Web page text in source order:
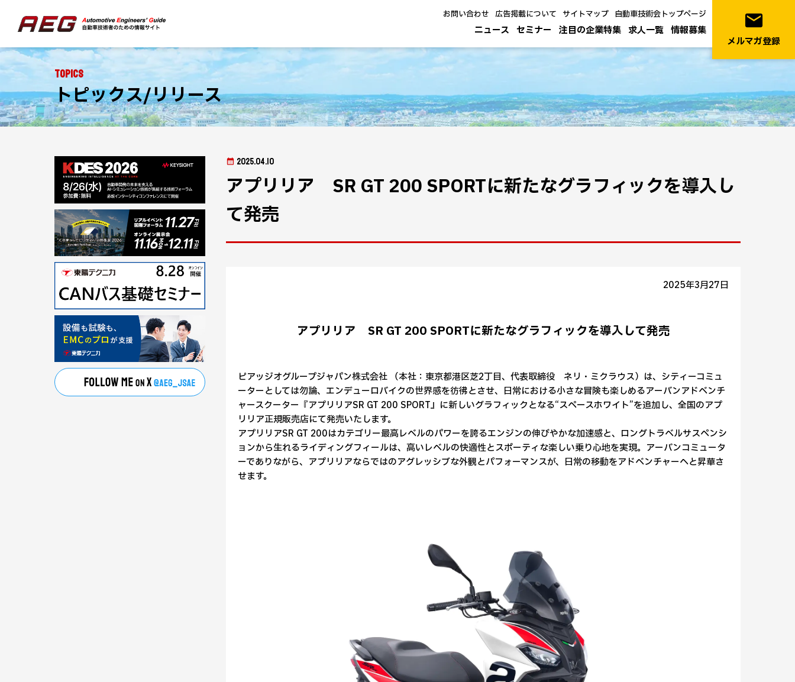
ニュース セミナー 注目の企業特集 求人一覧 情報募集
お問い合わせ 広告掲載について サイトマップ 自動車技術会トップページ email
メルマガ登録
Topics
トピックス/リリース
2025.04.10
アプリリア SR GT 200 SPORTに新たなグラフィックを導入し
て発売
2025年3月27日
アプリリア SR GT 200 SPORTに新たなグラフィックを導入して発売
ピアッジオグループジャパン株式会社 （本社：東京都港区芝2丁目、代表取締役 ネリ・ミクラウス）は、シティーコミュ
ーターとしては勿論、エンデューロバイクの世界感を彷彿とさせ、日常における小さな冒険も楽しめるアーバンアドベンチ
ャースクーター『アプリリアSR GT 200 SPORT』に新しいグラフィックとなる“スペースホワイト”を追加し、全国のアプ
リリア正規販売店にて発売いたします。
アプリリアSR GT 200はカテゴリー最高レベルのパワーを誇るエンジンの伸びやかな加速感と、ロングトラベルサスペンシ
ョンから生れるライディングフィールは、高いレベルの快適性とスポーティな楽しい乗り心地を実現。アーバンコミュータ
ーでありながら、アプリリアならではのアグレッシブな外観とパフォーマンスが、日常の移動をアドベンチャーへと昇華さ
せます。